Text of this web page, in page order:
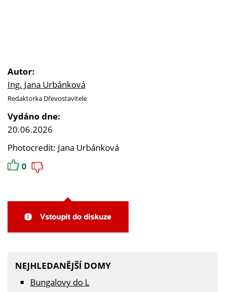
Autor:
Ing. Jana Urbánková
Redaktorka Dřevostavitele
Vydáno dne:
20.06.2026
Photocredit: Jana Urbánková
0
NEJHLEDANĚJŠÍ DOMY
Bungalovy do L